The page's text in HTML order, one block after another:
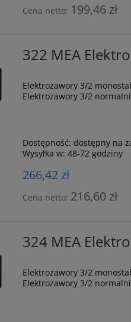
Cena netto: 199,46 zł
322 MEA
Elektrozawory 3/2
Elektrozawory 3/2
Dostępność: dostępny na
Wysyłka w: 48-72 godziny
266,42 zł
Cena netto: 216,60 zł
324 MEA
Elektrozawory 3/2
Elektrozawory 3/2